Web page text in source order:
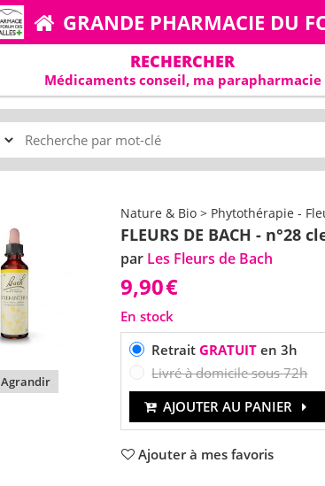
GRANDE PHARMACIE DU
RECHERCHER
Médicaments conseil, ma parapharmacie
Agrandir
Nature & Bio > Phytothérapie -
FLEURS DE BACH - n°28
par Les Fleurs de Bach
9,90€
En stock
RetraitGRATUIT en 3h
Livré à domicile sous 72h
AJOUTER AU PANIER
Ajouter à mes favoris